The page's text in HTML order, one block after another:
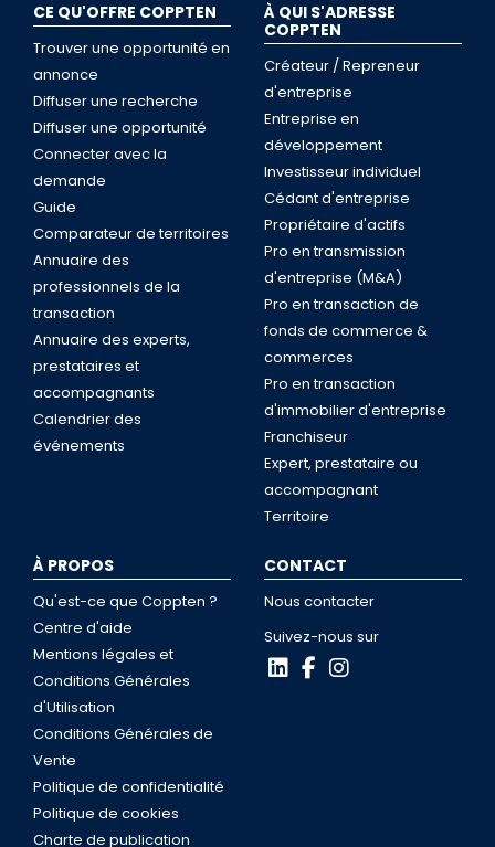
CE QU'OFFRE COPPTEN
Trouver une opportunité en
annonce
Diffuser une recherche
Diffuser une opportunité
Connecter avec la
demande
Guide
Comparateur de territoires
Annuaire des
professionnels de la
transaction
Annuaire des experts,
prestataires et
accompagnants
Calendrier des
événements
À QUI S'ADRESSE
COPPTEN
Créateur / Repreneur
d'entreprise
Entreprise en
développement
Investisseur individuel
Cédant d'entreprise
Propriétaire d'actifs
Pro en transmission
d'entreprise (M&A)
Pro en transaction de
fonds de commerce &
commerces
Pro en transaction
d'immobilier d'entreprise
Franchiseur
Expert, prestataire ou
accompagnant
Territoire
À PROPOS
Qu'est-ce que Coppten ?
Centre d'aide
Mentions légales et
Conditions Générales
d'Utilisation
Conditions Générales de
Vente
Politique de confidentialité
Politique de cookies
Charte de publication
CONTACT
Nous contacter
Suivez-nous sur